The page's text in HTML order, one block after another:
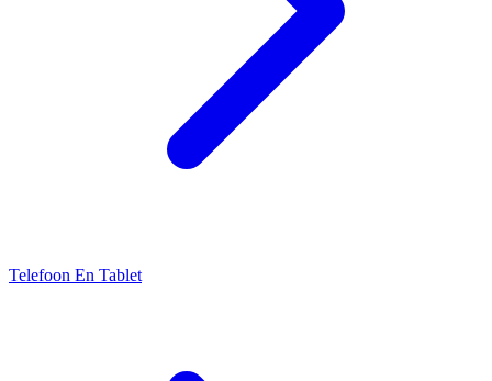
Telefoon En Tablet